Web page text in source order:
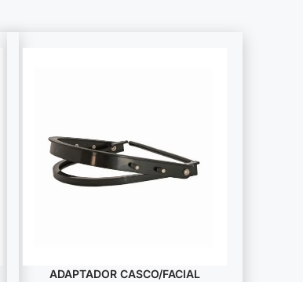
ADAPTADOR CASCO/FACIAL